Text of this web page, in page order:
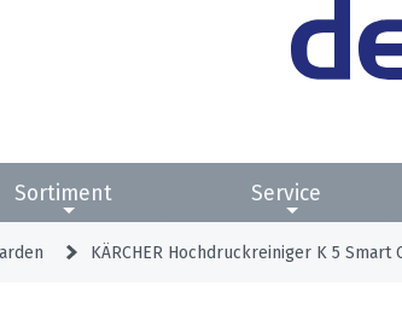
Sortiment Service
KÄRCHER Hochdruckreiniger K 5